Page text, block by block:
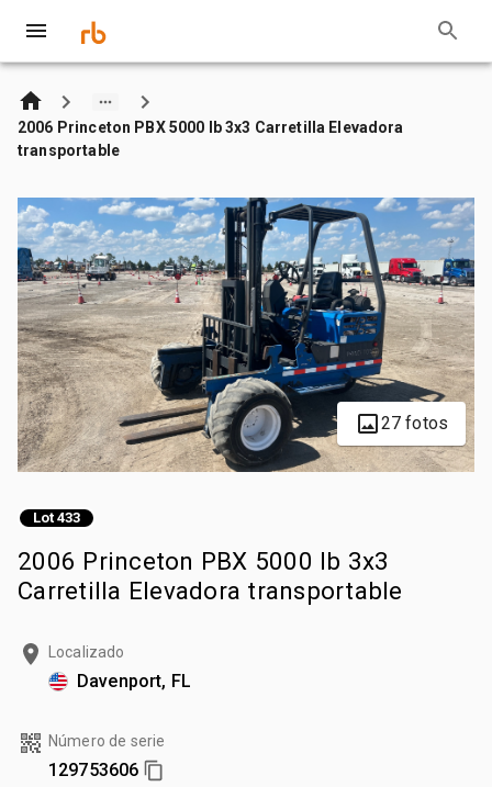
2006 Princeton PBX 5000 lb 3x3 Carretilla Elevadora
transportable
27 fotos
Lot 433
2006 Princeton PBX 5000 lb 3x3
Carretilla Elevadora transportable
Localizado
Davenport, FL
Número de serie
129753606